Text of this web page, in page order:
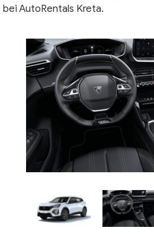
bei AutoRentals Kreta.